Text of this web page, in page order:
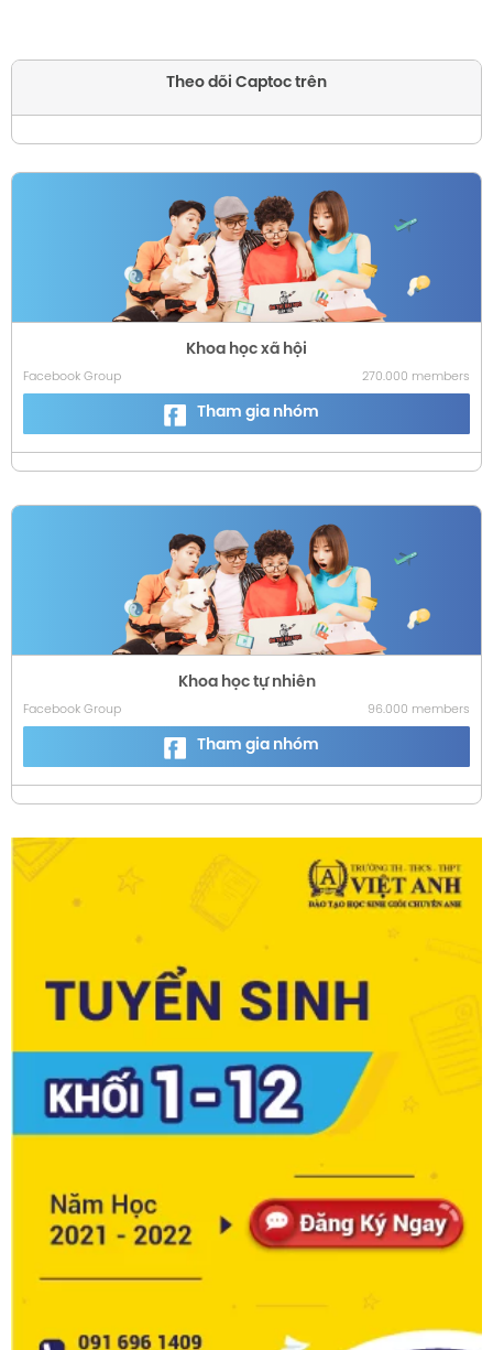
Theo dõi Captoc trên
Khoa học xã hội
Facebook Group 270.000 members
Tham gia nhóm
Khoa học tự nhiên
Facebook Group 96.000 members
Tham gia nhóm